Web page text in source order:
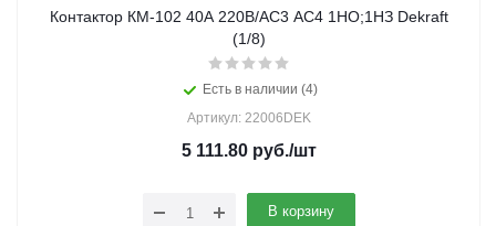
Контактор КМ-102 40А 220В/АС3 АС4 1НО;1НЗ Dekraft
(1/8)
Есть в наличии (4)
Артикул: 22006DEK
5 111.80 руб./шт
В корзину